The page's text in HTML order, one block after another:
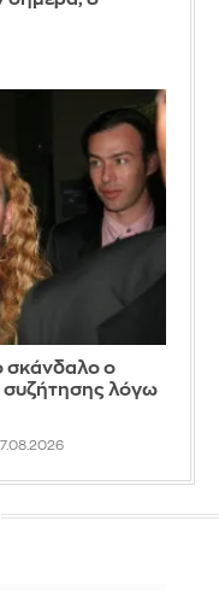
σκάνδαλο ο
συζήτησης λόγω